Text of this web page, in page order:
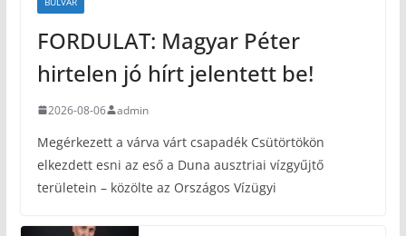
FORDULAT: Magyar Péter
hirtelen jó hírt jelentett be!
2026-08-06 admin
Megérkezett a várva várt csapadék Csütörtökön
elkezdett esni az eső a Duna ausztriai vízgyűjtő
területein – közölte az Országos Vízügyi